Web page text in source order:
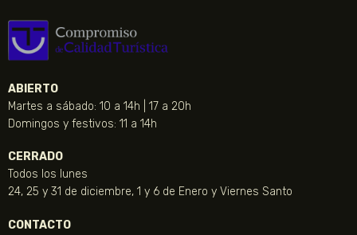
ABIERTO
Martes a sábado: 10 a 14h | 17 a 20h
Domingos y festivos: 11 a 14h
CERRADO
Todos los lunes
24, 25 y 31 de diciembre, 1 y 6 de Enero y Viernes Santo
CONTACTO